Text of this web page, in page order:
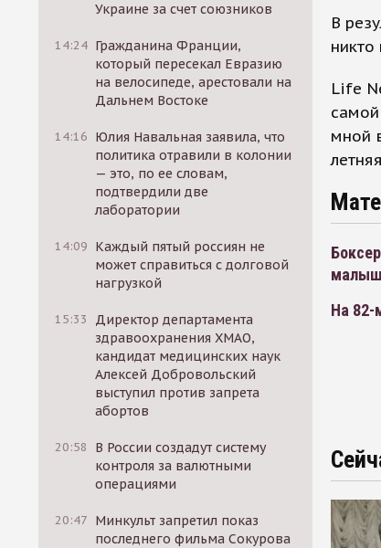
Украине за счет союзников
14:24 Гражданина Франции,
который пересекал Евразию
на велосипеде, арестовали на
Дальнем Востоке
14:16 Юлия Навальная заявила, что
политика отравили в колонии
— это, по ее словам,
подтвердили две
лаборатории
14:09 Каждый пятый россиян не
может справиться с долговой
нагрузкой
15:33
Директор департамента
здравоохранения ХМАО,
кандидат медицинских наук
Алексей Добровольский
выступил против запрета
абортов
20:58
В России создадут систему
контроля за валютными
операциями
20:47 Минкульт запретил показ
последнего фильма Сокурова
В
Life
мной
На 82-